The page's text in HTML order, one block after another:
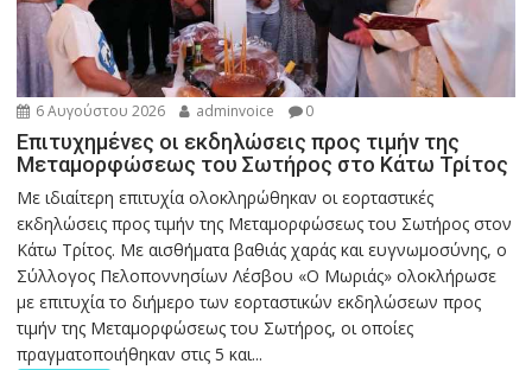
6 Αυγούστου 2026 adminvoice 0
Επιτυχημένες οι εκδηλώσεις προς τιμήν της
Μεταμορφώσεως του Σωτήρος στο Κάτω Τρίτος
Με ιδιαίτερη επιτυχία ολοκληρώθηκαν οι εορταστικές
εκδηλώσεις προς τιμήν της Μεταμορφώσεως του Σωτήρος στον
Κάτω Τρίτος. Με αισθήματα βαθιάς χαράς και ευγνωμοσύνης, ο
Σύλλογος Πελοποννησίων Λέσβου «Ο Μωριάς» ολοκλήρωσε
με επιτυχία το διήμερο των εορταστικών εκδηλώσεων προς
τιμήν της Μεταμορφώσεως του Σωτήρος, οι οποίες
πραγματοποιήθηκαν στις 5 και...